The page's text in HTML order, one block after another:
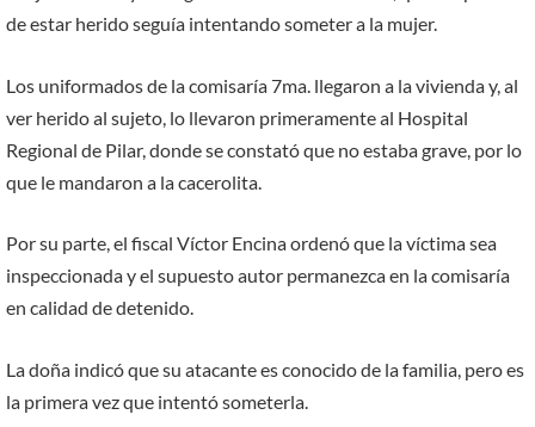
de estar herido seguía intentando someter a la mujer.
Los uniformados de la comisaría 7ma. llegaron a la vivienda y, al
ver herido al sujeto, lo llevaron primeramente al Hospital
Regional de Pilar, donde se constató que no estaba grave, por lo
que le mandaron a la cacerolita.
Por su parte, el fiscal Víctor Encina ordenó que la víctima sea
inspeccionada y el supuesto autor permanezca en la comisaría
en calidad de detenido.
La doña indicó que su atacante es conocido de la familia, pero es
la primera vez que intentó someterla.